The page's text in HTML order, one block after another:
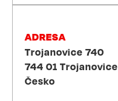
ADRESA
Trojanovice 740
744 01 Trojanovice
Česko